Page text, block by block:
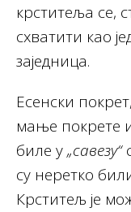
крститеља се,
схватити као
заједница.
Есенски
мање покрете и
биле у„савезу“
су неретко
Крститељ је